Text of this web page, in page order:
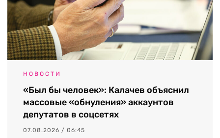
НОВОСТИ
«Был бы человек»: Калачев объяснил
массовые «обнуления» аккаунтов
депутатов в соцсетях
07.08.2026 / 06:45